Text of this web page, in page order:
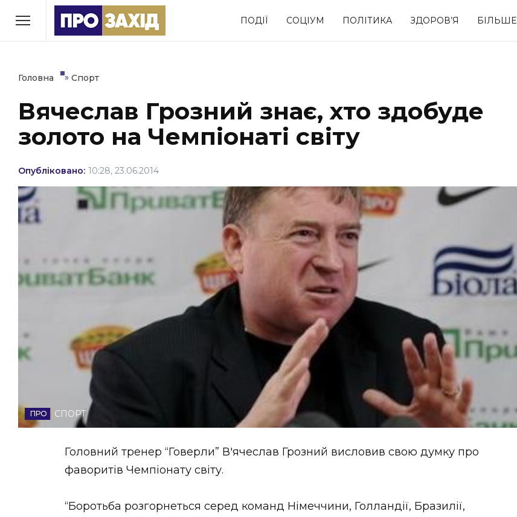
ПОДІЇ СОЦІУМ ПОЛІТИКА ЗДОРОВ’Я БІЛЬШЕ
РУБРИКИ
Економіка
Політика Соціум Спорт
Втрачений Ужгород
ЗАКАРПАТСЬКІ НОВИНИ
НОВИНИ ЗАХІДНОЇ УКРАЇНИ
ФОТО
ВІДЕО
Головна » Спорт
Вячеслав Грозний знає, хто здобуде
золото на Чемпіонаті світу
Опубліковано: 10:28, 23.06.2014
СПОРТ
Головний тренер “Говерли” В'ячеслав Грозний висловив свою думку про
фаворитів Чемпіонату світу.
“Боротьба розгорнеться серед команд Німеччини, Голландії, Бразилії,